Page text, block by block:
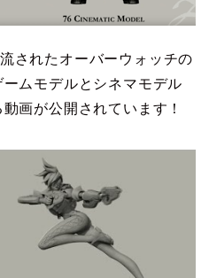
されたオーバーウォッチの
ムモデルとシネマモデル
画が公開されています！